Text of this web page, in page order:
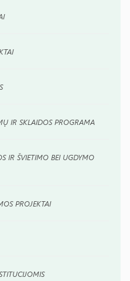
IR SKLAIDOS PROGRAMA
IR ŠVIETIMO BEI UGDYMO
PROJEKTAI